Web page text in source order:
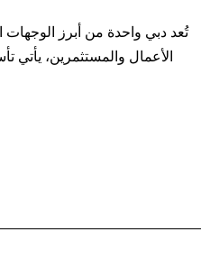
تُعد دبي واحدة من أبرز الوجهات
الأعمال والمستثمرين، يأتي